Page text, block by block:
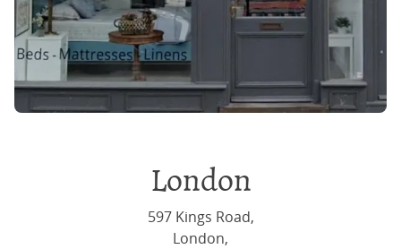
London
597 Kings Road,
London,